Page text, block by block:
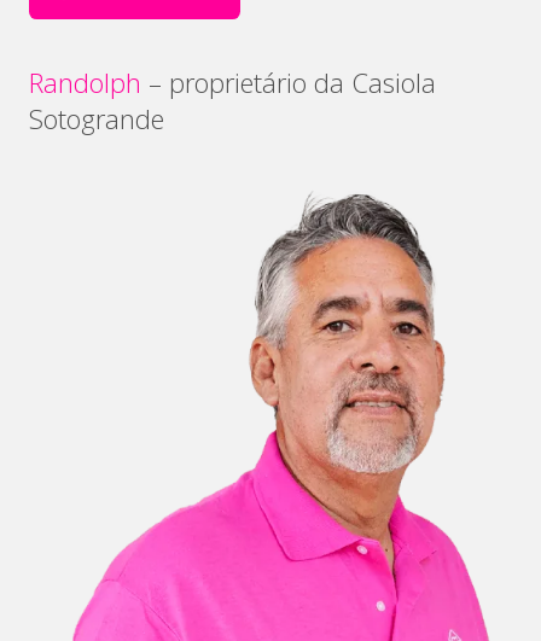
Randolph – proprietário da Casiola
Sotogrande